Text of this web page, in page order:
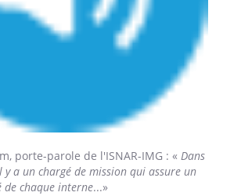
porte-parole de l'ISNAR-IMG : « Dans
y a un chargé de mission qui assure un
de chaque interne...»